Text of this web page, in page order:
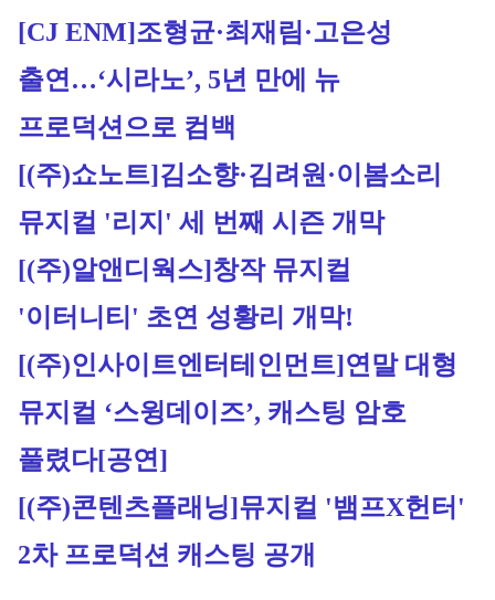
[CJ ENM]조형균·최재림·고은성
출연…‘시라노’, 5년 만에 뉴
프로덕션으로 컴백
[(주)쇼노트]김소향·김려원·이봄소리
뮤지컬 '리지' 세 번째 시즌 개막
[(주)알앤디웍스]창작 뮤지컬
'이터니티' 초연 성황리 개막!
[(주)인사이트엔터테인먼트]연말 대형
뮤지컬 ‘스윙데이즈’, 캐스팅 암호
풀렸다[공연]
[(주)콘텐츠플래닝]뮤지컬 '뱀프X헌터'
2차 프로덕션 캐스팅 공개